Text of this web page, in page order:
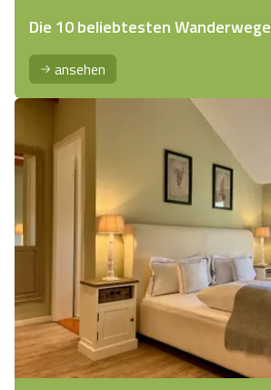
Die 10 beliebtesten Wanderwege
ansehen